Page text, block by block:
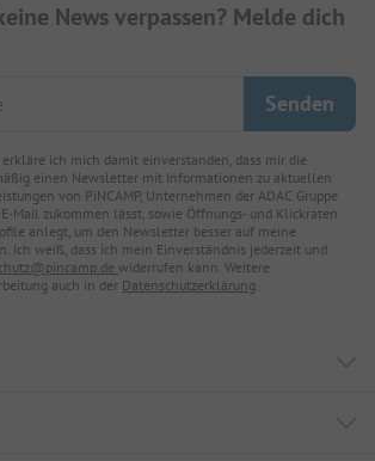
News verpassen? Melde dich
ich mich damit einverstanden, dass mir die
einen Newsletter mit Informationen zu aktuellen
von PiNCAMP, Unternehmen der ADAC Gruppe
Mail zukommen lässt, sowie Öffnungs- und Klickraten
anlegt, um den Newsletter besser auf meine
Ich weiß, dass ich mein Einverständnis jederzeit und
widerrufen kann. Weitere
auch in der Datenschutzerklärung.